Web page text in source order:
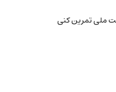
ملی تمرین کنی